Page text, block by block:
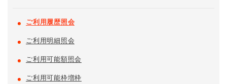
ご利用履歴照会
ご利用明細照会
ご利用可能額照会
ご利用可能枠増枠